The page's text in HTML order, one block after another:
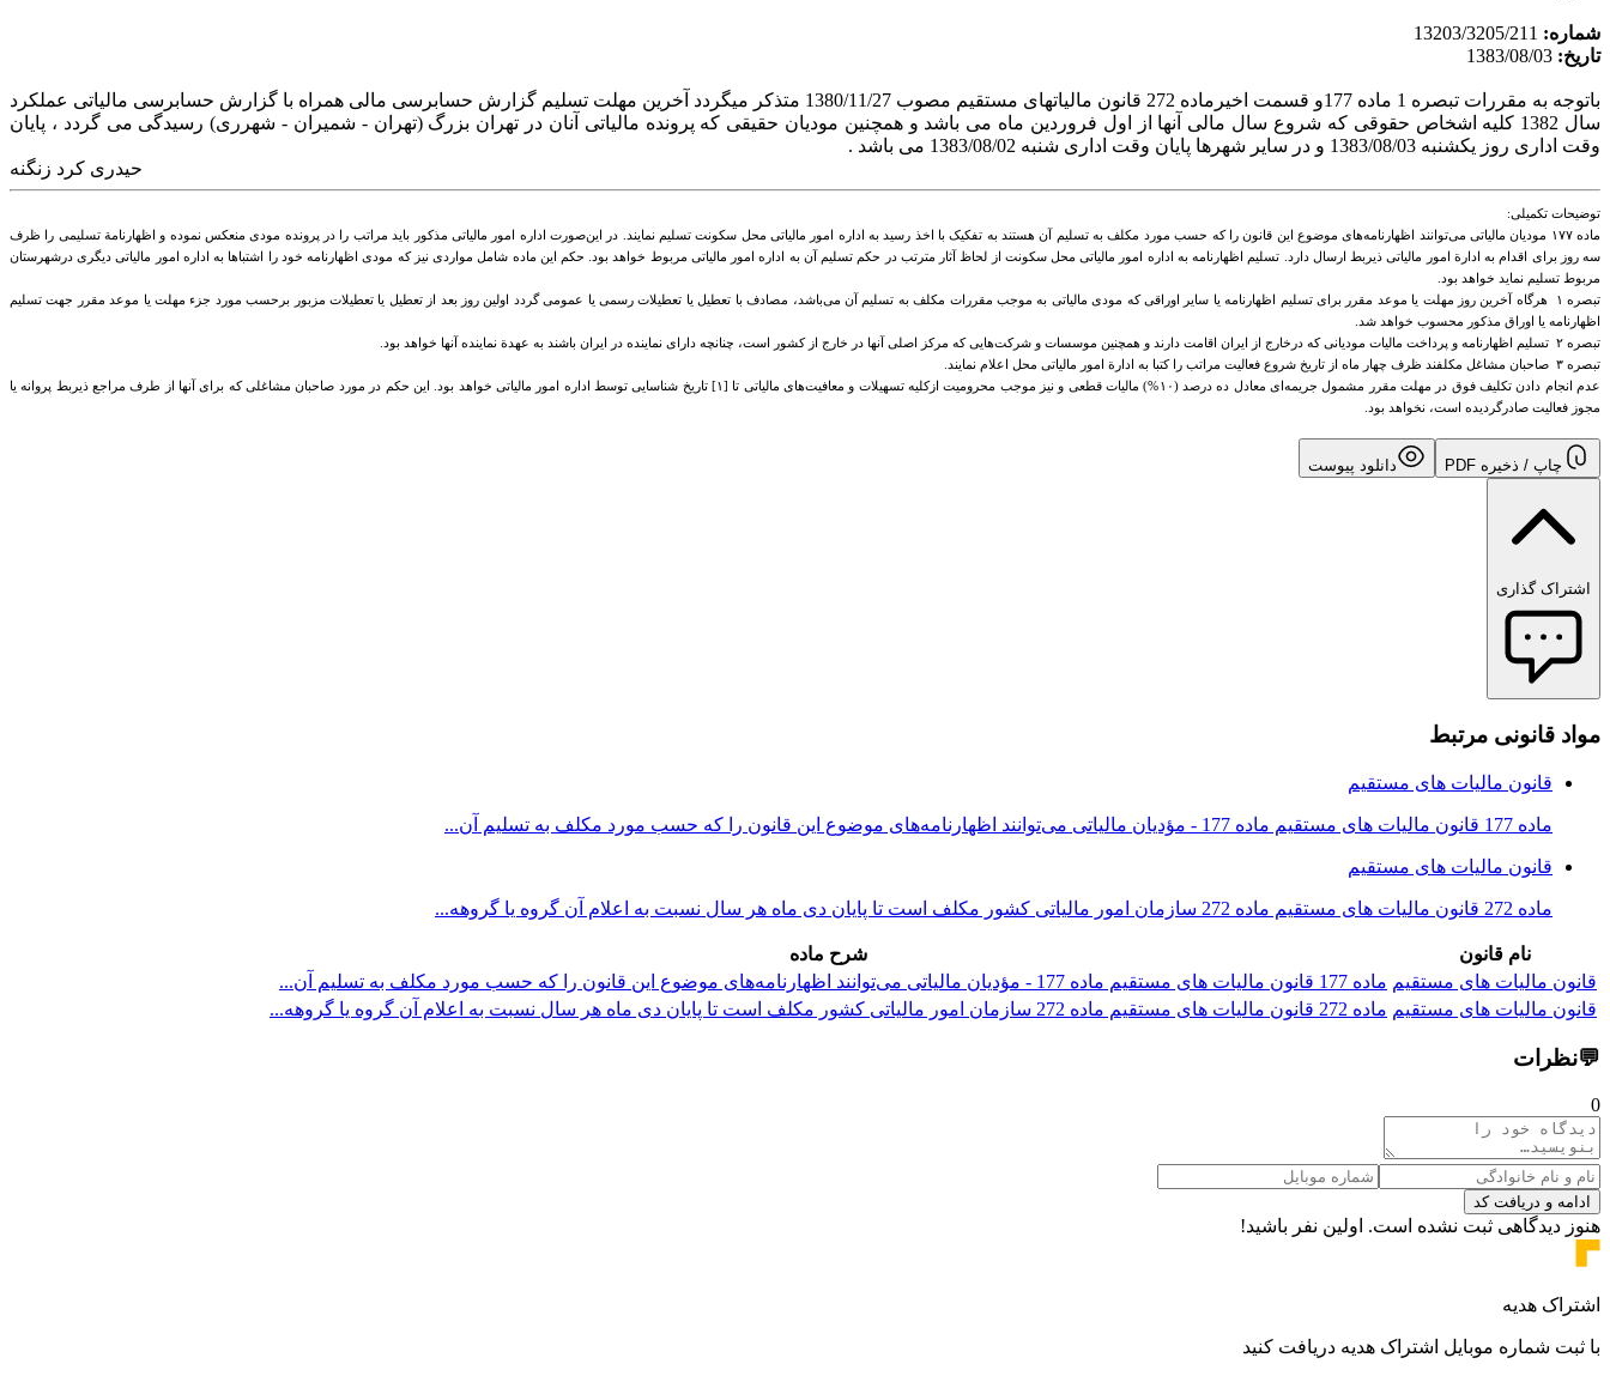
شماره:
تاریخ:
باتوجه به مقررات تبصره 1 ماده 177و قسمت اخیرماده 272 قانون مالیاتهای مستقیم مصوب 1380/11/27 متذکر میگردد آخرین مهلت تسلیم گزارش حسابرسی مالی همراه با گزارش حسابرسی مالیاتی عملکرد
سال 1382 کلیه اشخاص حقوقی که شروع سال مالی آنها از اول فروردین ماه می باشد و همچنین مودیان حقیقی که پرونده مالیاتی آنان در تهران بزرگ (تهران - شمیران - شهرری) رسیدگی می گردد ، پایان
وقت اداری روز یکشنبه 1383/08/03 و در سایر شهرها پایان وقت اداری شنبه 1383/08/02 می باشد .
حیدری کرد زنگنه
توضیحات تکمیلی:
ماده ۱۷۷ مودیان مالیاتی می‌توانند اظهارنامه‌های موضوع ‌این قانون را که حسب مورد مکلف به تسلیم آن هستند به تفکیک با اخذ رسید به اداره امور مالیاتی محل سکونت تسلیم نمایند. در این‌صورت اداره امور مالیاتی مذکور باید مراتب را در پرونده مودی ‌منعکس نموده و اظهارنامة تسلیمی را ظرف
سه روز برای اقدام به ‌ادارة امور مالیاتی ذیربط ارسال دارد. تسلیم اظهارنامه به اداره امور مالیاتی محل سکونت از لحاظ آثار مترتب در حکم تسلیم آن به اداره امور مالیاتی مربوط خواهد بود. حکم این ماده شامل مواردی نیز که ‌مودی اظهارنامه خود را اشتباها به اداره امور مالیاتی دیگری درشهرستان
مربوط تسلیم نماید خواهد بود.
تبصره ۱ هرگاه آخرین روز مهلت یا موعد مقرر برای تسلیم‌ اظهارنامه یا سایر اوراقی که مودی مالیاتی به موجب مقررات ‌مکلف به تسلیم آن می‌باشد، مصادف با تعطیل یا تعطیلات رسمی‌ یا عمومی گردد اولین روز بعد از تعطیل یا تعطیلات مزبور برحسب‌ مورد جزء مهلت یا موعد مقرر جهت تسلیم
اظهارنامه یا اوراق مذکور محسوب خواهد شد.
تبصره ۲ تسلیم اظهارنامه و پرداخت مالیات مودیانی که درخارج از ایران اقامت دارند و همچنین موسسات و شرکت‌هایی که ‌مرکز اصلی آنها در خارج از کشور است‌، چنانچه دارای نماینده در ایران باشند به عهدة نماینده آنها خواهد بود.
تبصره ۳ صاحبان مشاغل مکلفند ظرف چهار ماه از تاریخ ‌شروع فعالیت مراتب را کتبا به ادارة امور مالیاتی محل اعلام نمایند.
عدم انجام دادن تکلیف فوق در مهلت مقرر مشمول جریمه‌ای ‌معادل ده درصد (۱۰%) مالیات قطعی و نیز موجب محرومیت ازکلیه تسهیلات و معافیت‌های مالیاتی تا [۱] تاریخ شناسایی توسط اداره امور مالیاتی خواهد بود. این حکم در مورد صاحبان مشاغلی که ‌برای آنها از طرف مراجع ذیربط پروانه یا
مجوز فعالیت صادرگردیده است‌، نخواهد بود.
چاپ / ذخیره PDF دانلود پیوست
اشتراک گذاری
مواد قانونی مرتبط
قانون مالیات های مستقیم
ماده 177 قانون مالیات های مستقیم ماده 177 - مؤدیان مالیاتی می‌توانند اظهارنامه‌های موضوع این قانون را که حسب مورد مکلف به تسلیم آن...
قانون مالیات های مستقیم
ماده 272 قانون مالیات های مستقیم ماده 272 سازمان امور مالیاتی کشور مکلف است تا پایان دی‌ ماه هر سال نسبت به اعلام آن گروه یا گروهه...
نام قانون
شرح ماده
قانون مالیات های مستقیم ماده 177 قانون مالیات های مستقیم ماده 177 - مؤدیان مالیاتی می‌توانند اظهارنامه‌های موضوع این قانون را که حسب مورد مکلف به تسلیم آن...
قانون مالیات های مستقیم ماده 272 قانون مالیات های مستقیم ماده 272 سازمان امور مالیاتی کشور مکلف است تا پایان دی‌ ماه هر سال نسبت به اعلام آن گروه یا گروهه...
💬نظرات
0
ادامه و دریافت کد
هنوز دیدگاهی ثبت نشده است. اولین نفر باشید!
اشتراک هدیه
با ثبت شماره موبایل اشتراک هدیه دریافت کنید